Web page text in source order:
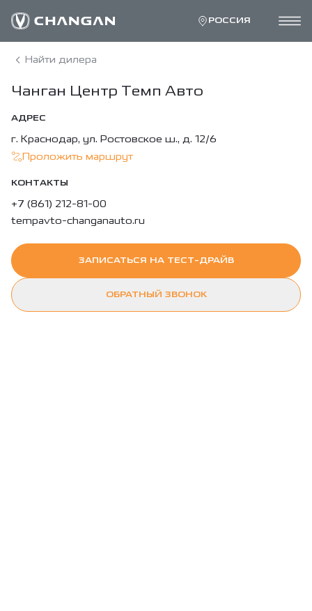
РОССИЯ
Найти дилера
Чанган Центр Темп Авто
АДРЕС
г. Краснодар, ул. Ростовское ш., д. 12/6
Проложить маршрут
КОНТАКТЫ
+7 (861) 212-81-00
tempavto-changanauto.ru
ЗАПИСАТЬСЯ НА ТЕСТ-ДРАЙВ
ОБРАТНЫЙ ЗВОНОК